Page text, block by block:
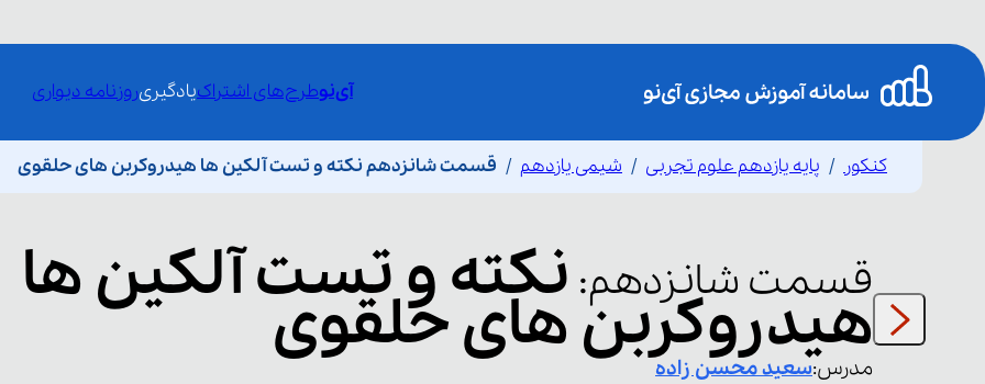
آی‌نوطرح‌های اشتراکیادگیریروزنامه دیواری
کنکور پایه یازدهم علوم تجربی شیمی یازدهم قسمت شانزدهم نکته و تست آلکین‌‌ ها هیدروکربن های حلقوی
قسمت شانزدهم: نکته و تست آلکین‌‌ ها
هیدروکربن های حلقوی
مدرس:سعیدمحسن زاده